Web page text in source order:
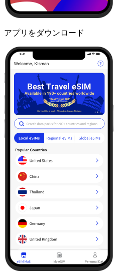
アプリをダウンロード